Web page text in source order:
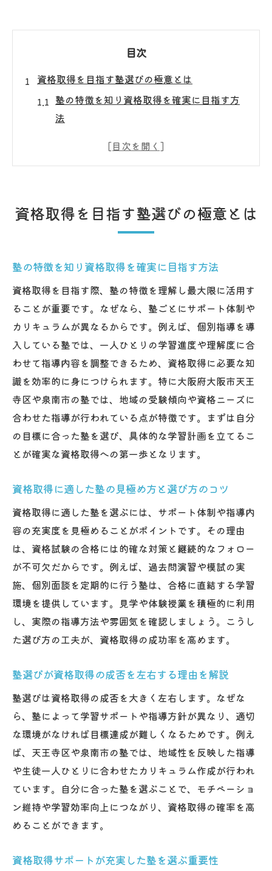
目次
資格取得を目指す塾選びの極意とは
塾の特徴を知り資格取得を確実に目指す方
法
資格取得に適した塾の見極め方と選び方の
資格取得サポートが充実した塾を選ぶ重要
める
資格取得向け塾の体験談から学ぶ選び方の
秘訣
大阪で叶える理想の学習環境を探る
塾が提供する理想的な資格取得学習環境と
は
大阪エリアの塾で重視したい学習環境の条
件
資格取得に最適な塾の設備やサポート体制
に注目
る方法
塾選びで学習環境が資格取得に及ぼす影響
とは
資格取得支援に強い塾の特徴を徹底調査
塾を活用した資格取得への近道ガイド
塾を活用して資格取得を最短で目指すステ
ップ
資格取得に向けた塾の活用術と学習計画の
立て方
塾の個別指導で資格取得までの道のりをサ
ポート
資格取得専門講座を備えた塾の活用ポイン
ト
塾のサポートで資格取得へのやる気を伸ば
す方法
資格取得を叶える塾活用の成功事例を紹介
泉南市の塾が資格取得に強い理由
泉南市の塾が資格取得で選ばれる理由を徹
地域密着型塾が資格取得に強い背景と特徴
資格取得を目指す塾選びの極意とは
塾の特徴を知り資格取得を確実に目指す方法
資格取得を目指す際、塾の特徴を理解し最大限に活用す
ることが重要です。なぜなら、塾ごとにサポート体制や
カリキュラムが異なるからです。例えば、個別指導を導
入している塾では、一人ひとりの学習進度や理解度に合
わせて指導内容を調整できるため、資格取得に必要な知
識を効率的に身につけられます。特に大阪府大阪市天王
寺区や泉南市の塾では、地域の受験傾向や資格ニーズに
合わせた指導が行われている点が特徴です。まずは自分
の目標に合った塾を選び、具体的な学習計画を立てるこ
とが確実な資格取得への第一歩となります。
資格取得に適した塾の見極め方と選び方のコツ
資格取得に適した塾を選ぶには、サポート体制や指導内
容の充実度を見極めることがポイントです。その理由
は、資格試験の合格には的確な対策と継続的なフォロー
が不可欠だからです。例えば、過去問演習や模試の実
施、個別面談を定期的に行う塾は、合格に直結する学習
環境を提供しています。見学や体験授業を積極的に利用
し、実際の指導方法や雰囲気を確認しましょう。こうし
た選び方の工夫が、資格取得の成功率を高めます。
塾選びが資格取得の成否を左右する理由を解説
塾選びは資格取得の成否を大きく左右します。なぜな
ら、塾によって学習サポートや指導方針が異なり、適切
な環境がなければ目標達成が難しくなるためです。例え
ば、天王寺区や泉南市の塾では、地域性を反映した指導
や生徒一人ひとりに合わせたカリキュラム作成が行われ
ています。自分に合った塾を選ぶことで、モチベーショ
ン維持や学習効率向上につながり、資格取得の確率を高
めることができます。
資格取得サポートが充実した塾を選ぶ重要性